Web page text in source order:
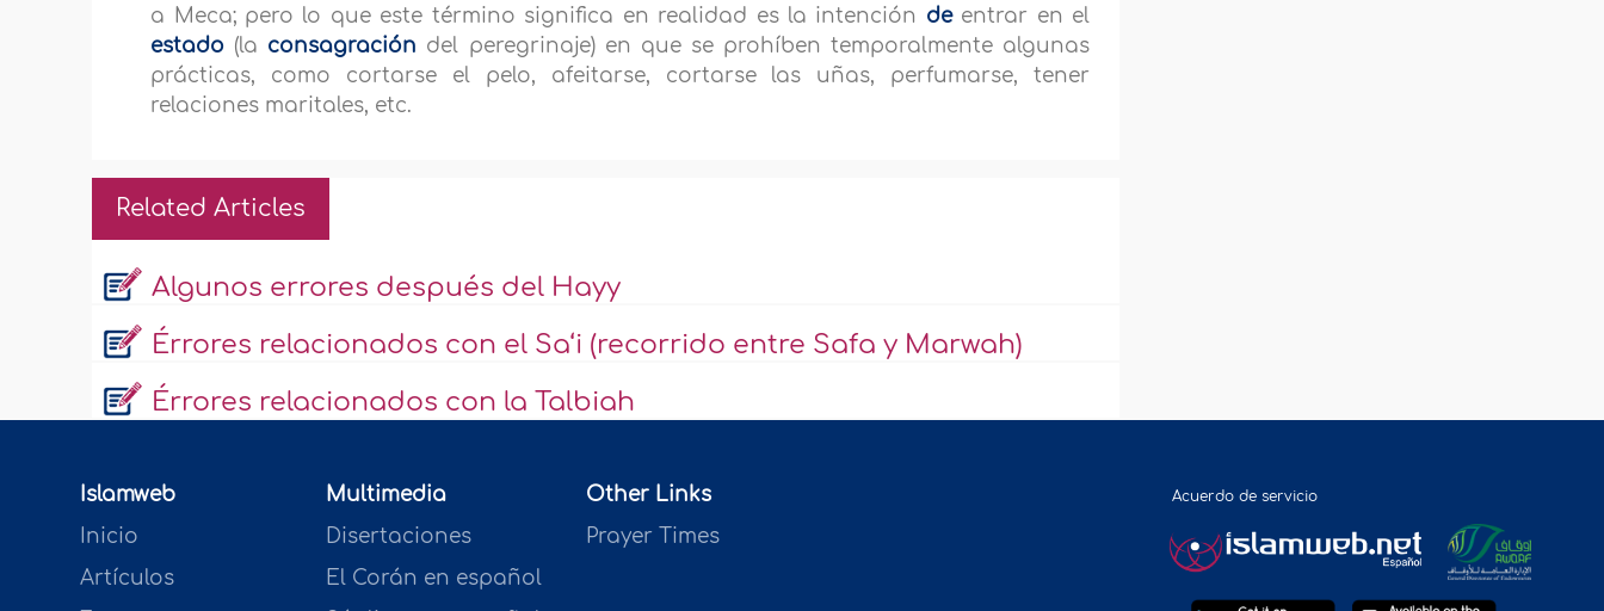
a Meca; pero lo que este término significa en realidad es la intención deentrar en el
estado (la consagración del peregrinaje) en que se prohíben temporalmente algunas
prácticas, como cortarse el pelo, afeitarse, cortarse las uñas, perfumarse, tener
relaciones maritales, etc.
Related Articles
Algunos errores después del Hayy
Érrores relacionados con el Sa‘i (recorrido entre Safa y Marwah)
Érrores relacionados con la Talbiah
Islamweb
Inicio
Artículos
Multimedia
Disertaciones
El Corán en español
Other Links
Prayer Times
Acuerdo de servicio